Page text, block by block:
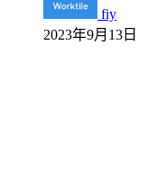
fiy
2023年9月13日